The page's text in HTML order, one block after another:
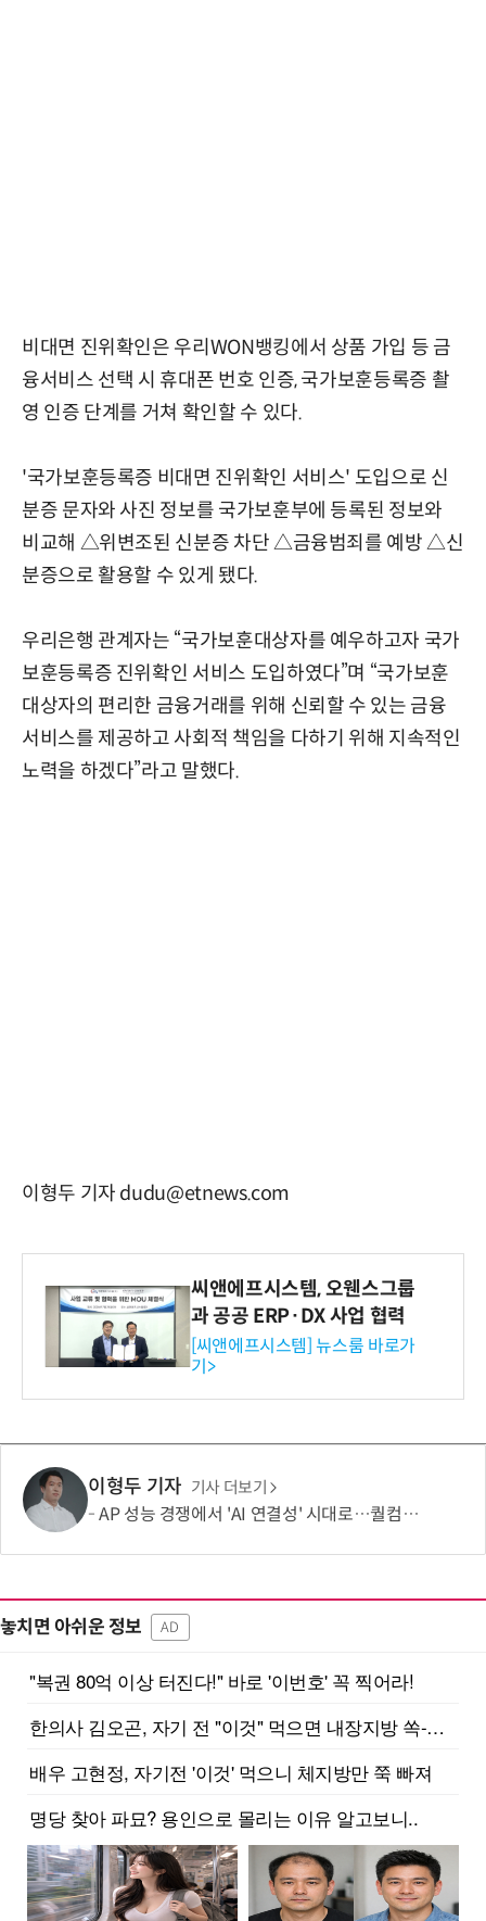
비대면 진위확인은 우리WON뱅킹에서 상품 가입 등 금
융서비스 선택 시 휴대폰 번호 인증, 국가보훈등록증 촬
영 인증 단계를 거쳐 확인할 수 있다.
'국가보훈등록증 비대면 진위확인 서비스' 도입으로 신
분증 문자와 사진 정보를 국가보훈부에 등록된 정보와
비교해 △위변조된 신분증 차단 △금융범죄를 예방 △신
분증으로 활용할 수 있게 됐다.
우리은행 관계자는 “국가보훈대상자를 예우하고자 국가
보훈등록증 진위확인 서비스 도입하였다”며 “국가보훈
대상자의 편리한 금융거래를 위해 신뢰할 수 있는 금융
서비스를 제공하고 사회적 책임을 다하기 위해 지속적인
노력을 하겠다”라고 말했다.
이형두 기자 dudu@etnews.com
씨앤에프시스템, 오웬스그룹
과 공공 ERP·DX 사업 협력
[씨앤에프시스템] 뉴스룸 바로가
기>
이형두 기자 기사 더보기
AP 성능 경쟁에서 'AI 연결성' 시대로…퀄컴 영역 확장 본격화
놓치면 아쉬운 정보 AD